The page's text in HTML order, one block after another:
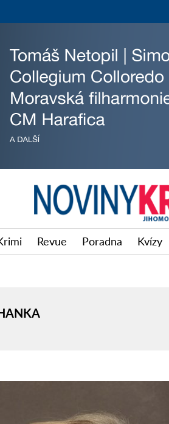
Revue Poradna Kvízy